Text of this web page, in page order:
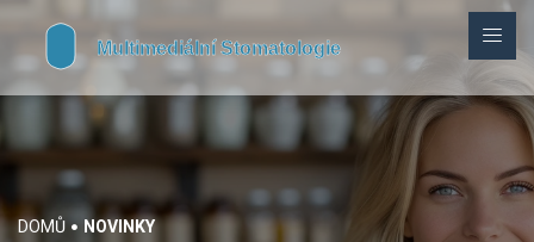
DOMŮ NOVINKY